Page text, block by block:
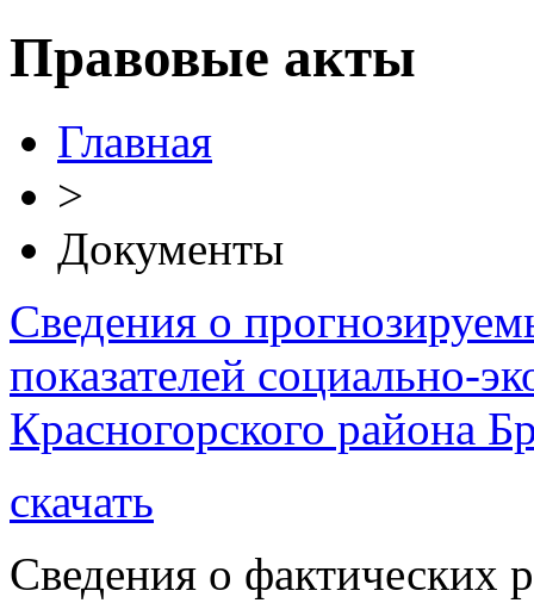
Правовые акты
Главная
>
Документы
Сведения о
показателей социально-
Красногорского района
скачать
Сведения о фактических